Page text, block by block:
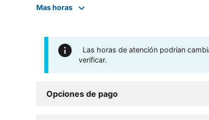
Mas horas
Las horas de atención podrían
verificar.
Opciones de pago